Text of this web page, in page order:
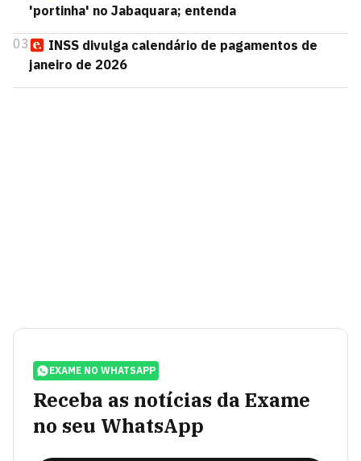
'portinha' no Jabaquara; entenda
03
INSS divulga calendário de pagamentos de
janeiro de 2026
EXAME NO WHATSAPP
Receba as notícias da Exame
no seu WhatsApp